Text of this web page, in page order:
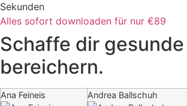
Sekunden
Alles sofort downloaden für nur €89
Schaffe dir
bereichern.
Ana Feineis Andrea Ballschuh